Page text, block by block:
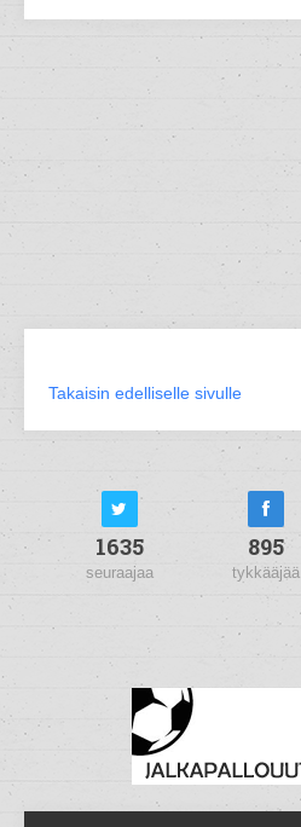
Takaisin edelliselle sivulle
1635
seuraajaa
895
tykkääjää